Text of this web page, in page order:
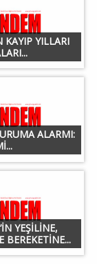
KAYIP YILLARI
ALARMI:
YEŞİLİNE,
BEREKETİNE...